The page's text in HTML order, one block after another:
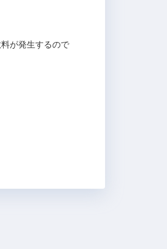
が発生するので